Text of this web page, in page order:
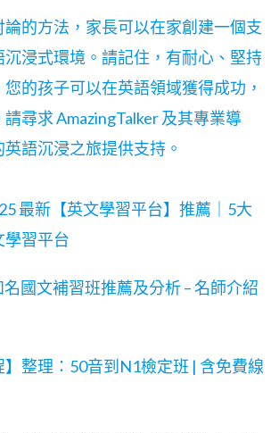
的方法，家長可以在家創建一個支
浸式環境。請記住，有耐心、堅持
的孩子可以在英語領域獲得成功，
請尋求AmazingTalker及其專業導
語沉浸之旅提供支持。
最新 【英文學習平台】推薦｜5大
學習平台
國文補習班推薦及分析 – 名師介紹
】整理：50音到N1檢定班 | 含免費線